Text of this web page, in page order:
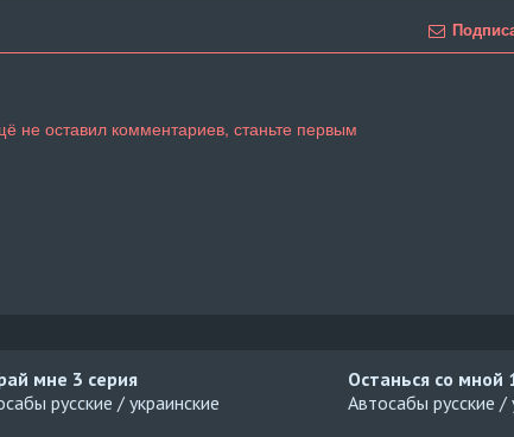
мне 3 серия
русские / украинские
Останься со мной
Автосабы русские /